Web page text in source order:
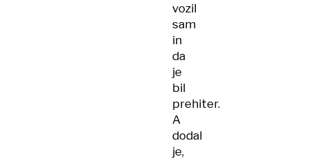
vozil
sam
in
da
je
bil
prehiter.
A
dodal
je,